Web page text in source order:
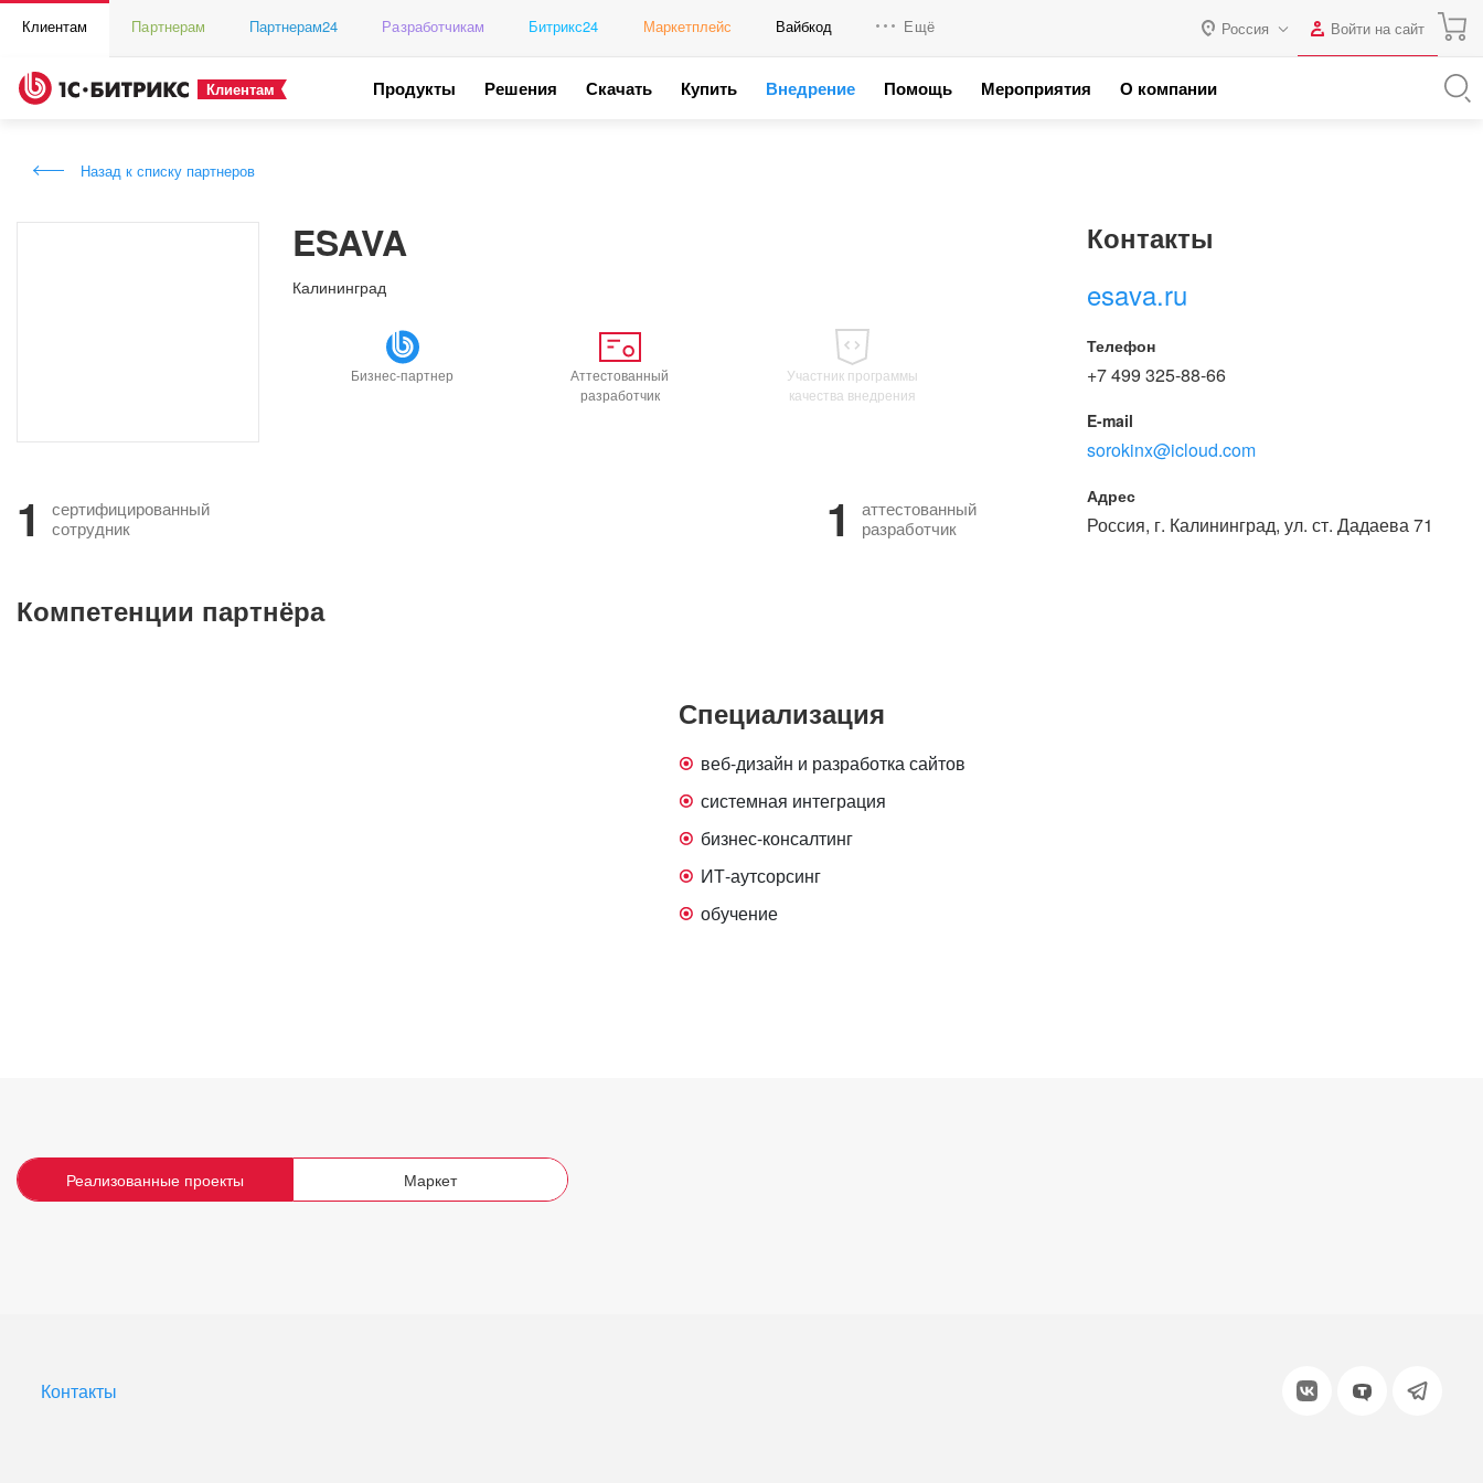
Клиентам Партнерам Партнерам24 Разработчикам Битрикс24 Маркетплейс Вайбкод Ещё
Интеграция с 1С
Россия Войти на сайт
Авторизация
Клиентам Продукты Решения Скачать Купить Внедрение Помощь Мероприятия О компании
Назад к списку партнеров
ESAVA
Калининград
Бизнес-партнер
Аттестованный
разработчик
Участник программы
качества внедрения
1
сертифицированный
сотрудник
1
аттестованный
разработчик
Компетенции партнёра
Специализация
веб-дизайн и разработка сайтов
системная интеграция
бизнес-консалтинг
ИТ-аутсорсинг
обучение
Контакты
esava.ru
Телефон
+7 499 325-88-66
E-mail
sorokinx@icloud.com
Адрес
Россия, г. Калининград, ул. ст. Дадаева 71
Реализованные проекты Маркет
Контакты